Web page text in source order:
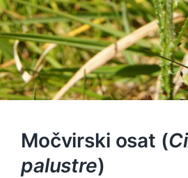
Močvirski osat (
palustre)